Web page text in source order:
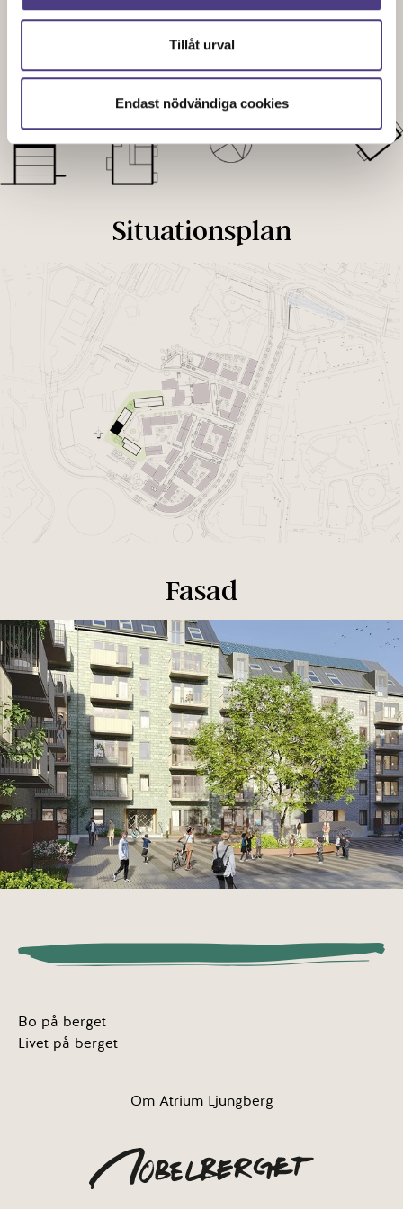
Tillåt urval
Endast nödvändiga cookies
Situationsplan
Fasad
Bo på berget
Livet på berget
Om Atrium Ljungberg